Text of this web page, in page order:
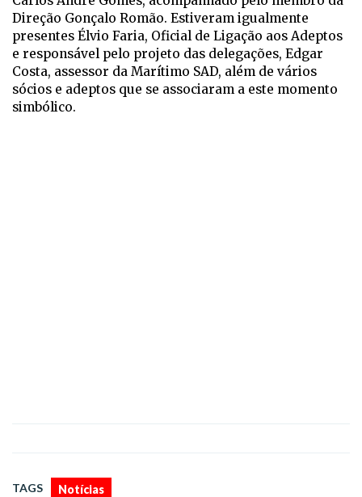
Direção Gonçalo Romão. Estiveram igualmente
presentes Élvio Faria, Oficial de Ligação aos Adeptos
e responsável pelo projeto das delegações, Edgar
Costa, assessor da Marítimo SAD, além de vários
sócios e adeptos que se associaram a este momento
simbólico.
TAGS Notícias